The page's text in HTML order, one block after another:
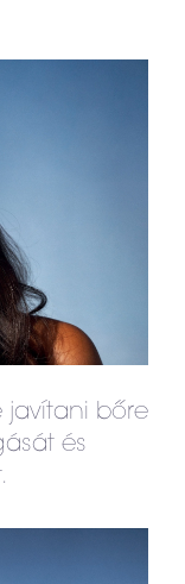
javítani bőre
és